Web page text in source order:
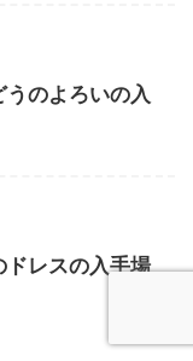
うのよろいの入
ドレスの入手場